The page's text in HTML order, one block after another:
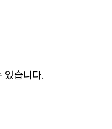
있습니다.